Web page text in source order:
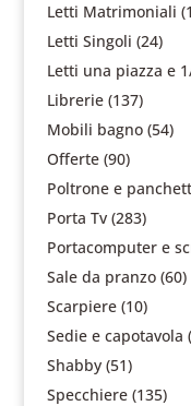
Letti Matrimoniali
Letti Singoli (24)
Letti una piazza e
Librerie (137)
Mobili bagno (54)
Offerte (90)
Poltrone e
Porta Tv (283)
Portacomputer e
Sale da pranzo (60)
Scarpiere (10)
Sedie e capotavola
Shabby (51)
Specchiere (135)